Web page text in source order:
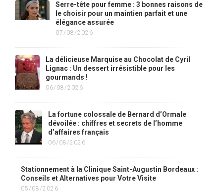
Serre-tête pour femme : 3 bonnes raisons de
le choisir pour un maintien parfait et une
élégance assurée
07/08/2026
La délicieuse Marquise au Chocolat de Cyril
Lignac : Un dessert irrésistible pour les
gourmands !
06/08/2026
La fortune colossale de Bernard d’Ormale
dévoilée : chiffres et secrets de l’homme
d’affaires français
06/08/2026
Stationnement à la Clinique Saint-Augustin Bordeaux :
Conseils et Alternatives pour Votre Visite
05/08/2026